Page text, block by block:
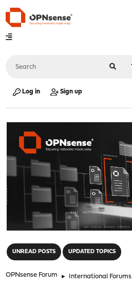
Log in Sign up
UNREAD POSTS UPDATED TOPICS
OPNsense Forum ► International Forums